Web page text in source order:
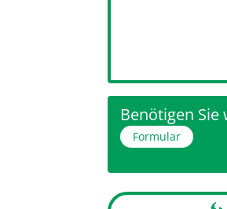
Benötigen Sie
Formular